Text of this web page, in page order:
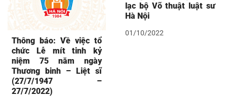
Thông báo: Về việc tổ
chức Lễ mít tinh kỷ
niệm 75 năm ngày
Thương binh – Liệt sĩ
(27/7/1947 –
27/7/2022)
lạc bộ Võ thuật luật sư
Hà Nội
01/10/2022